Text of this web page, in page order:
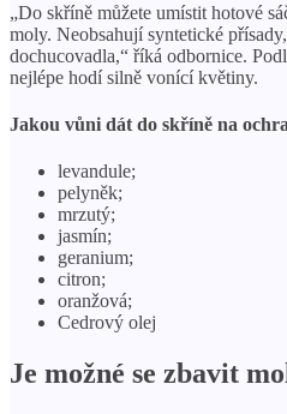
„Do skříně můžete umístit hotové
moly. Neobsahují syntetické
dochucovadla,“ říká odbornice.
nejlépe hodí silně vonící květiny.
Jakou vůni dát do skříně na
levandule;
pelyněk;
mrzutý;
jasmín;
geranium;
citron;
oranžová;
Cedrový olej
Je možné se zbavit